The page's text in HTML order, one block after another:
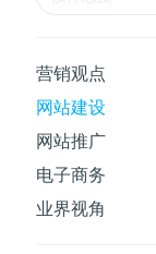
营销观点
网站建设
网站推广
电子商务
业界视角